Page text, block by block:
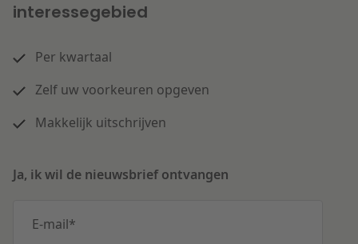
interessegebied
Per kwartaal
Zelf uw voorkeuren opgeven
Makkelijk uitschrijven
Ja, ik wil de nieuwsbrief ontvangen
E-mail*